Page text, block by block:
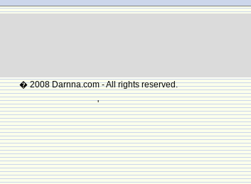
� 2008 Darnna.com - All rights reserved.
'